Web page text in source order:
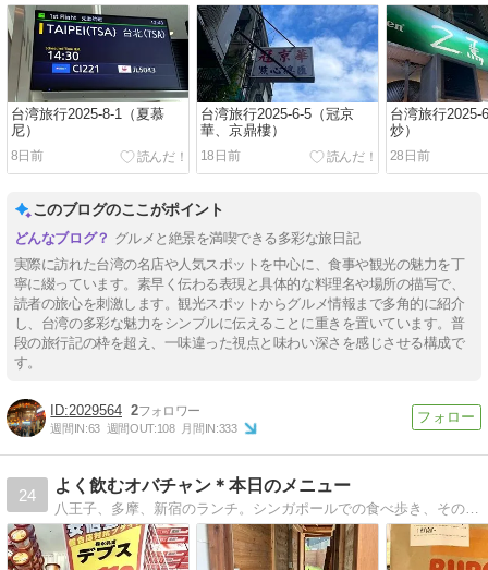
台湾旅行2025-8-1（夏慕
尼）
8日前
台湾旅行2025-6-5（冠京
華、京鼎樓）
18日前
台湾旅行2025-
炒）
28日前
このブログのここがポイント
グルメと絶景を満喫できる多彩な旅日記
実際に訪れた台湾の名店や人気スポットを中心に、食事や観光の魅力を丁
寧に綴っています。素早く伝わる表現と具体的な料理名や場所の描写で、
読者の旅心を刺激します。観光スポットからグルメ情報まで多角的に紹介
し、台湾の多彩な魅力をシンプルに伝えることに重きを置いています。普
段の旅行記の枠を超え、一味違った視点と味わい深さを感じさせる構成で
す。
2029564 2
週間IN:63 週間OUT:108 月間IN:333
24
よく飲むオバチャン＊本日のメニュー
八王子、多摩、新宿のランチ。シンガポールでの食べ歩き、その他ときどきその他の海外旅行での飲食をアップしてます！！よく飲みます^^;。